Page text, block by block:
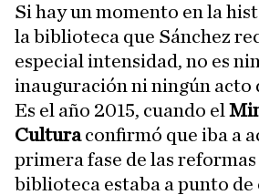
Si hay un momento en la
la biblioteca que Sánchez
especial intensidad, no es
inauguración ni ningún acto
Es el año 2015, cuando el
Culturaconfirmó que iba a
primera fase de las
biblioteca estaba a punto